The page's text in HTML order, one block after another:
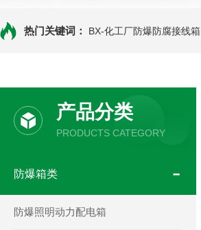
热门关键词： BX-化工厂防爆防腐接线箱
产品分类
PRODUCTS CATEGORY
防爆箱类
防爆照明动力配电箱